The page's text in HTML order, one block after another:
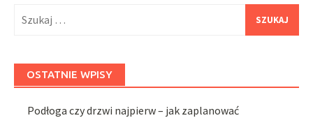
OSTATNIE WPISY
Podłoga czy drzwi najpierw – jak zaplanować